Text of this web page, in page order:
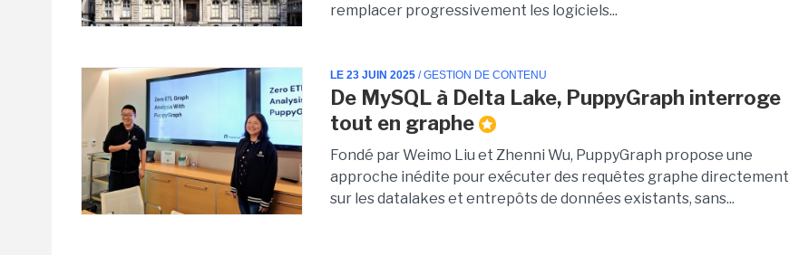
remplacer progressivement les logiciels...
LE 23 JUIN 2025 / GESTION DE CONTENU
De MySQL à Delta Lake, PuppyGraph interroge
tout en graphe
Fondé par Weimo Liu et Zhenni Wu, PuppyGraph propose une
approche inédite pour exécuter des requêtes graphe directement
sur les datalakes et entrepôts de données existants, sans...